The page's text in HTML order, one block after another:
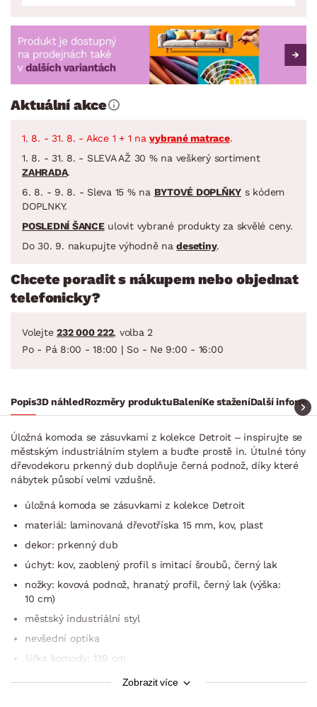
Aktuální akce
1. 8. - 31. 8. - Akce 1 + 1 navybrané matrace.
1. 8. - 31. 8. - SLEVA AŽ 30 % na veškerý sortiment
ZAHRADA.
6. 8. - 9. 8. - Sleva 15 % na BYTOVÉ DOPLŇKY s kódem
DOPLNKY.
POSLEDNÍ ŠANCEulovit vybrané produkty za skvělé ceny.
Do 30. 9. nakupujte výhodně nadesetiny.
Chcete poradit s nákupem nebo objednat
telefonicky?
Volejte 232 000 222, volba 2
Po - Pá 8:00 - 18:00 | So - Ne 9:00 - 16:00
Popis3D náhledRozměry produktuBaleníKe staženíDalší
Úložná komoda se zásuvkami z kolekce Detroit – inspirujte se
městským industriálním stylem a buďte prostě in. Útulné tóny
dřevodekoru prkenný dub doplňuje černá podnož, díky které
nábytek působí velmi vzdušně.
úložná komoda se zásuvkami z kolekce Detroit
materiál: laminovaná dřevotříska 15 mm, kov, plast
dekor: prkenný dub
úchyt: kov, zaoblený profil s imitací šroubů, černý lak
nožky: kovová podnož, hranatý profil, černý lak (výška:
10 cm)
městský industriální styl
nevšední optika
šířka komody: 139 cm
1 x levé dveře (úložný prostor, 2 x police – výškově
Zobrazit více